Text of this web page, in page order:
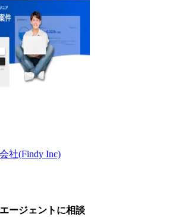
社(Findy Inc)
エージェント に相談